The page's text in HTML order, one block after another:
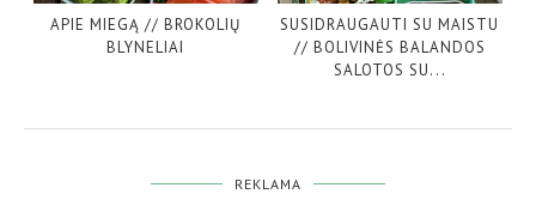
APIE MIEGĄ // BROKOLIŲ
BLYNELIAI
SUSIDRAUGAUTI SU MAISTU
// BOLIVINĖS BALANDOS
SALOTOS SU...
REKLAMA